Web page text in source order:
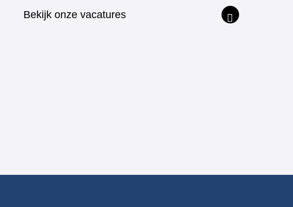
Bekijk onze vacatures